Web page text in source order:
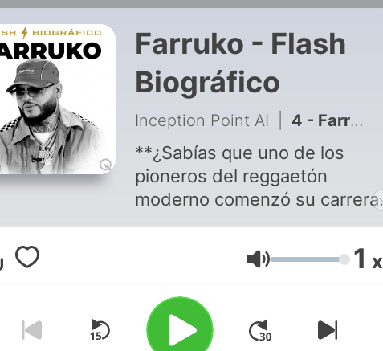
Farruko - Flash
Biográfico
Inception Point AI 4 - Farruko Flash Biográfico — Gira XVI y la Fe
**¿Sabías que uno de los
pioneros del reggaetón
moderno comenzó su carrera
musical a los 16 años
vendiendo CDs en las calles
de Puerto Rico?** Descubre la
fascinante historia de Carlos
Efrén Reyes Rosado, mejor
conocido como Farruko, en
Volume 1 x